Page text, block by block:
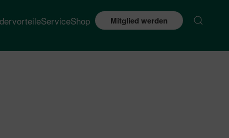
ServiceShop Mitglied werden